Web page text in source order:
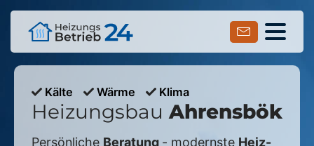
Kälte Wärme Klima
Heizungsbau Ahrensbök
Persönliche Beratung - modernste Heiz-